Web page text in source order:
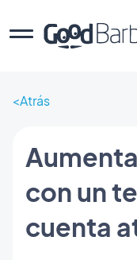
Atrás
con un
cuenta